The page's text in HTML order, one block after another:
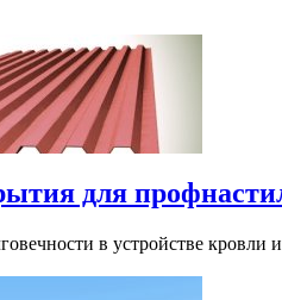
для
в устройстве кровли